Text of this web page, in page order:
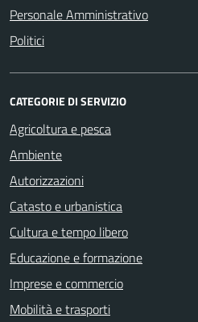
Personale Amministrativo
Politici
CATEGORIE DI SERVIZIO
Agricoltura e pesca
Ambiente
Autorizzazioni
Catasto e urbanistica
Cultura e tempo libero
Educazione e formazione
Imprese e commercio
Mobilità e trasporti